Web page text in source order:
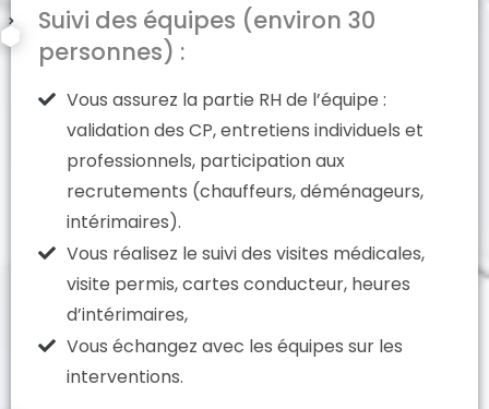
Suivi des équipes (environ 30
personnes) :
Vous assurez la partie RH de l’équipe :
validation des CP, entretiens individuels et
professionnels, participation aux
recrutements (chauffeurs, déménageurs,
intérimaires).
Vous réalisez le suivi des visites médicales,
visite permis, cartes conducteur, heures
d’intérimaires,
Vous échangez avec les équipes sur les
interventions.